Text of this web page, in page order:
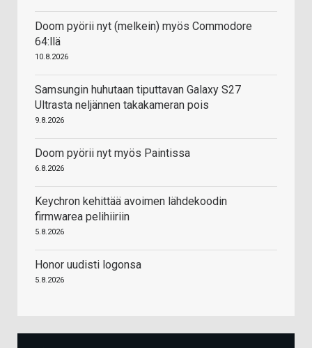
Doom pyörii nyt (melkein) myös Commodore
64:llä
10.8.2026
Samsungin huhutaan tiputtavan Galaxy S27
Ultrasta neljännen takakameran pois
9.8.2026
Doom pyörii nyt myös Paintissa
6.8.2026
Keychron kehittää avoimen lähdekoodin
firmwarea pelihiiriin
5.8.2026
Honor uudisti logonsa
5.8.2026